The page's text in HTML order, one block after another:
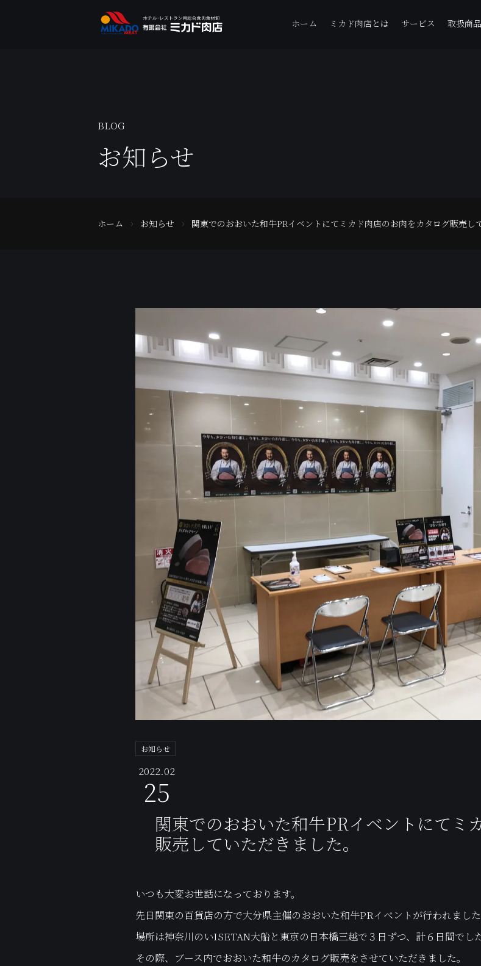
ホーム ミカド肉店とは サービス 取扱商品
BLOG
お知らせ
ホーム お知らせ 関東でのおおいた和牛PRイベントにてミカド肉店のお肉をカタログ販売し
お知らせ
2022.02
25
関東でのおおいた和牛PRイベントにてミ
販売していただきました。
いつも大変お世話になっております。
先日関東の百貨店の方で大分県主催のおおいた和牛PRイベントが行われました
場所は神奈川のいISETAN大船と東京の日本橋三越で３日ずつ、計６日間でした
その際、ブース内でおおいた和牛のカタログ販売をさせていただきました。